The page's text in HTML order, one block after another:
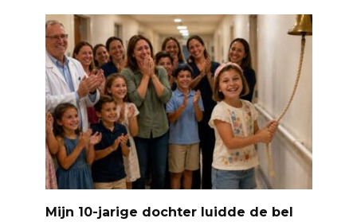
Mijn 10-jarige dochter luidde de bel